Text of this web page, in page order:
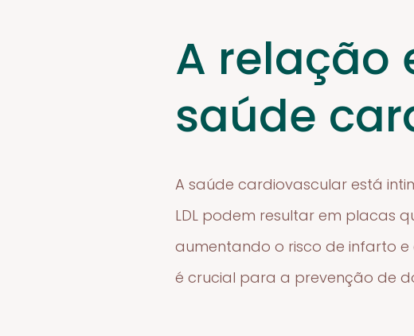
A relação
saúde
A saúde cardiovascular está
LDL podem resultar em placas
aumentando o risco de infarto e
é crucial para a prevenção de